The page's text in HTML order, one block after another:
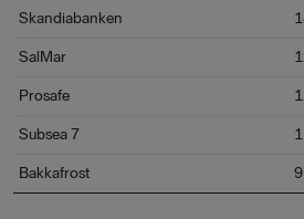
Skandiabanken
SalMar
Prosafe
Subsea 7
Bakkafrost